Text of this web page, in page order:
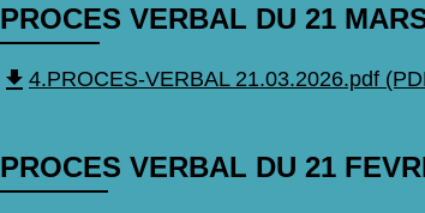
PROCES VERBAL DU 21
file_download 4.PROCES-VERBAL 21.03.2026.pdf
PROCES VERBAL DU 21